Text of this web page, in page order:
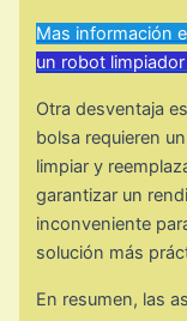
Mas información
un robot
Otra desventaja
bolsa requieren
limpiar y
garantizar un
inconveniente
solución más
En resumen, las